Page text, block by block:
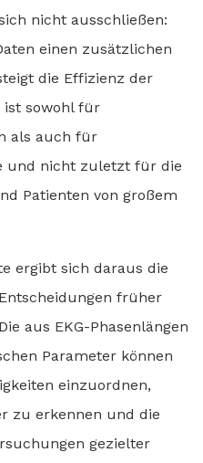
nicht ausschließen:
einen zusätzlichen
die Effizienz der
ist sowohl für
als auch für
und nicht zuletzt für die
Patienten von großem
ergibt sich daraus die
früher
aus EKG-Phasenlängen
Parameter können
einzuordnen,
zu erkennen und die
gezielter